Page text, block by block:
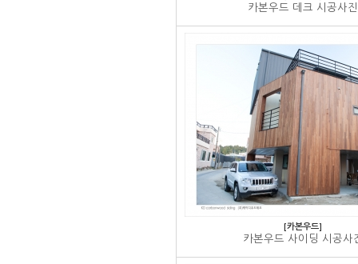
카본우드 데크 시공사진
[카본우드]
카본우드 사이딩 시공사